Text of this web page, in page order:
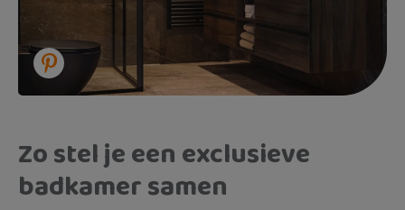
Zo stel je een exclusieve
badkamer samen